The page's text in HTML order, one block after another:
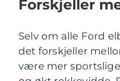
Forskjeller
Selv om alle Ford
det forskjeller
være mer